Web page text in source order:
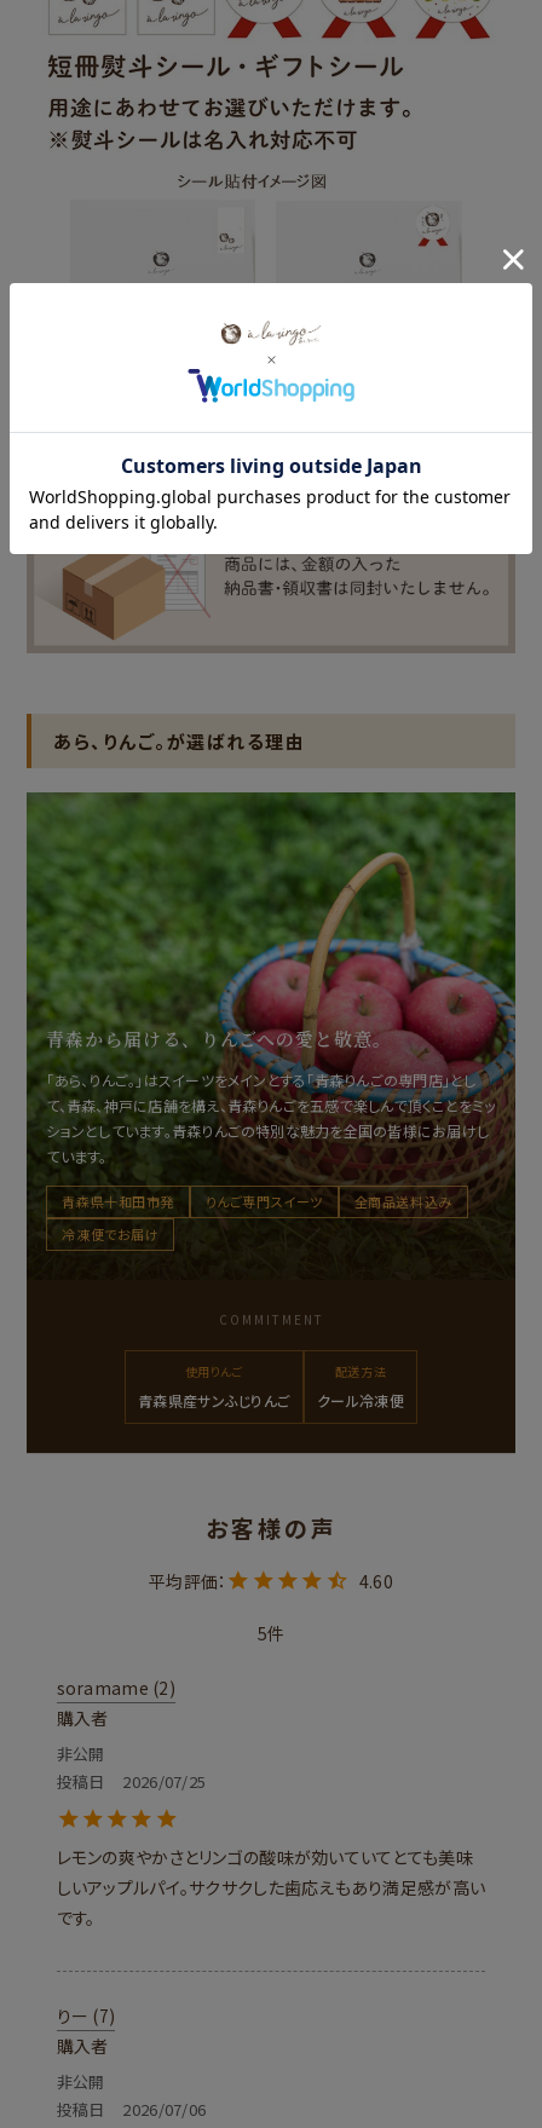
あら、りんご。が選ばれる理由
青森から届ける、りんごへの愛と敬意。
「あら、りんご。」はスイーツをメインとする「青森りんごの専門店」とし
て、青森、神戸に店舗を構え、青森りんごを五感で楽しんで頂くことをミッ
ションとしています。青森りんごの特別な魅力を全国の皆様にお届けし
ています。
青森県十和田市発 りんご専門スイーツ
全商品送料込み
冷凍便でお届け
COMMITMENT
使用りんご
青森県産サンふじりんご
配送方法
クール冷凍便
4.60
5
soramame 2
購入者
非公開
投稿日
2026/07/25
レモンの爽やかさとリンゴの酸味が効いていてとても美味
しいアップルパイ。サクサクした歯応えもあり満足感が高い
です。
りー 7
購入者
非公開
投稿日
2026/07/06